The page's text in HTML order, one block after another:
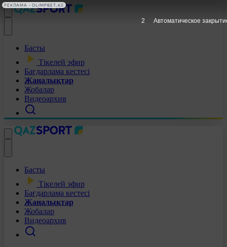
Басты
Тікелей эфир
Бағдарлама кестесі
Жаңалықтар
Жобалар
Видеоархив
Басты
Тікелей эфир
Бағдарлама кестесі
Жаңалықтар
Жобалар
Видеоархив
1 Автоматическое
РЕКЛАМА • OLIMPBET.KZ